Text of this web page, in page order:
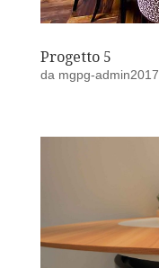
Progetto 5
da mgpg-admin2017